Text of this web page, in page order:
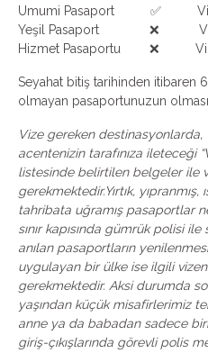
Umumi Pasaport ✅
Yeşil Pasaport ❌ Vize
Hizmet Pasaportu ❌ Vize
Seyahat bitiş tarihinden itibaren
olmayan pasaportunuzun
Vize gereken destinasyonlarda,
acentenizin tarafınıza ileteceği
listesinde belirtilen belgeler ile
gerekmektedir.Yırtık,
tahribata uğramış pasaportlar
sınır kapısında gümrük polisi
anılan pasaportların
uygulayan bir ülke ise ilgili
gerekmektedir. Aksi durumda
yaşından küçük misafirlerimiz
anne ya da babadan sadece
giriş-çıkışlarında görevli polis